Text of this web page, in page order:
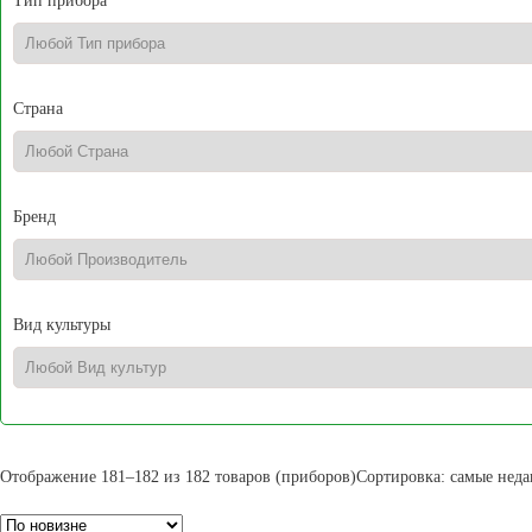
Страна
Бренд
Вид культуры
Отображение 181–182 из 182 товаров (приборов)Сортировка: самые